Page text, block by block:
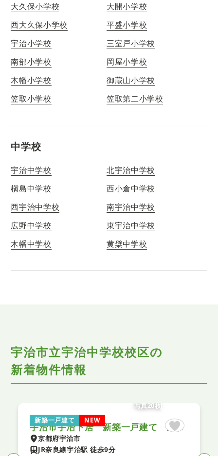
大久保小学校
大開小学校
西大久保小学校
平盛小学校
宇治小学校
三室戸小学校
南部小学校
岡屋小学校
木幡小学校
御蔵山小学校
笠取小学校
笠取第二小学校
中学校
宇治中学校
北宇治中学校
槇島中学校
西小倉中学校
西宇治中学校
南宇治中学校
広野中学校
東宇治中学校
木幡中学校
黄檗中学校
宇治市立宇治中学校校区の
新着物件情報
新築一戸建て NEW
写真20枚
宇治市宇治下居 新築一戸建て 全１区画
京都府宇治市
JR奈良線宇治駅 徒歩9分